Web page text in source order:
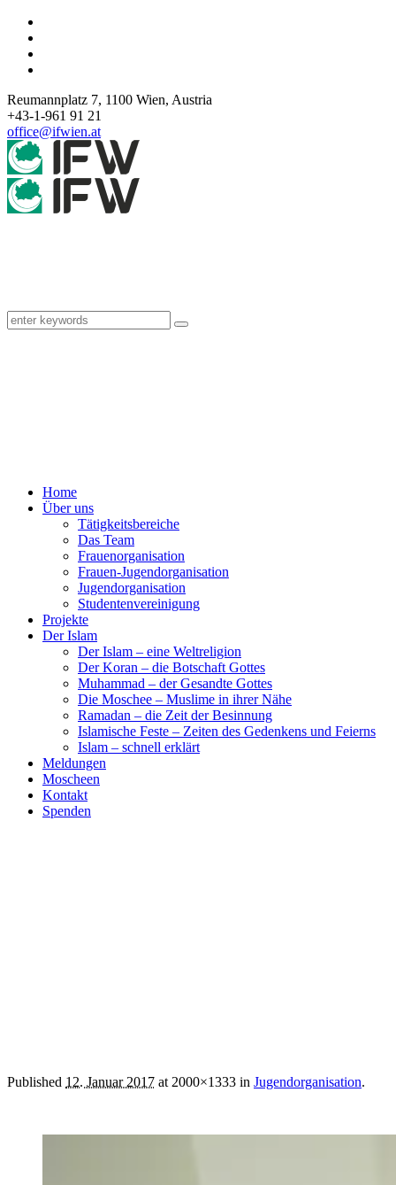
Reumannplatz 7, 1100 Wien, Austria
+43-1-961 91 21
office@ifwien.at
Home
Über uns
Tätigkeitsbereiche
Das Team
Frauenorganisation
Frauen-Jugendorganisation
Jugendorganisation
Studentenvereinigung
Projekte
Der Islam
Der Islam – eine Weltreligion
Der Koran – die Botschaft Gottes
Muhammad – der Gesandte Gottes
Die Moschee – Muslime in ihrer Nähe
Ramadan – die Zeit der Besinnung
Islamische Feste – Zeiten des Gedenkens und Feierns
Islam – schnell erklärt
Meldungen
Moscheen
Kontakt
Spenden
Published 12. Januar 2017 at 2000×1333 in Jugendorganisation.